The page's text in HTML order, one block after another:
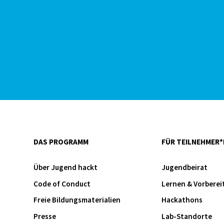
DAS PROGRAMM
Über Jugend hackt
Code of Conduct
Freie Bildungsmaterialien
Presse
FÜR
Jugendbeirat
Lernen &
Hackathons
Lab-Standorte